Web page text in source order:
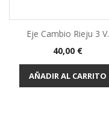
Eje Cambio Rieju 3 V.
Precio
40,00 €
AÑADIR AL CARRITO